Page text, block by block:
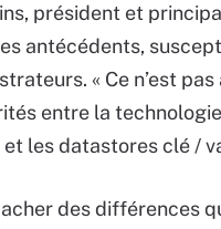
président et
antécédents,
« Ce n’est
entre la
les datastores clé /
des différences